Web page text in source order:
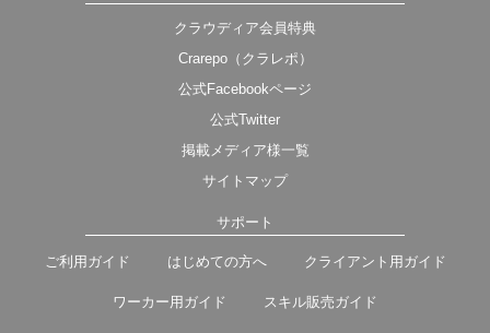
クラウディア会員特典
Crarepo（クラレポ）
公式Facebookページ
公式Twitter
掲載メディア様一覧
サイトマップ
サポート
ご利用ガイド はじめての方へ クライアント用ガイド
ワーカー用ガイド スキル販売ガイド